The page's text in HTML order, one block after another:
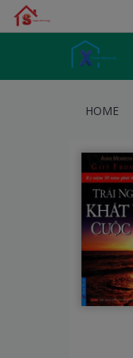
HOME